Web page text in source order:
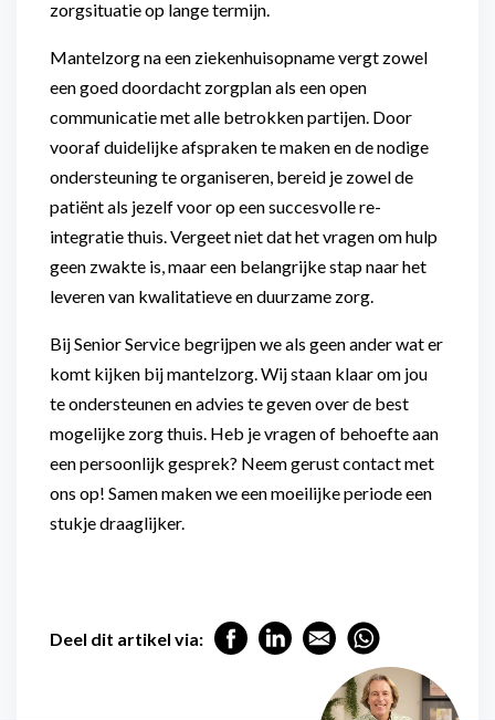
zorgsituatie op lange termijn.
Mantelzorg na een ziekenhuisopname vergt zowel
een goed doordacht zorgplan als een open
communicatie met alle betrokken partijen. Door
vooraf duidelijke afspraken te maken en de nodige
ondersteuning te organiseren, bereid je zowel de
patiënt als jezelf voor op een succesvolle re-
integratie thuis. Vergeet niet dat het vragen om hulp
geen zwakte is, maar een belangrijke stap naar het
leveren van kwalitatieve en duurzame zorg.
Bij Senior Service begrijpen we als geen ander wat er
komt kijken bij mantelzorg. Wij staan klaar om jou
te ondersteunen en advies te geven over de best
mogelijke zorg thuis. Heb je vragen of behoefte aan
een persoonlijk gesprek? Neem gerust contact met
ons op! Samen maken we een moeilijke periode een
stukje draaglijker.
Deel dit artikel via: